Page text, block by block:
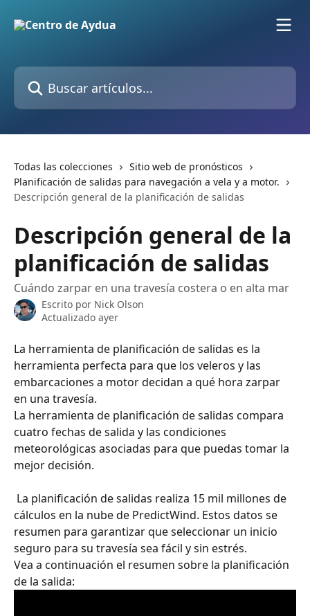
Buscar artículos...
Todas las colecciones
Sitio web de pronósticos
Planificación de salidas para navegación a vela y a motor.
Descripción general de la planificación de salidas
Descripción general de la
planificación de salidas
Cuándo zarpar en una travesía costera o en alta mar
Escrito por Nick Olson
Actualizado ayer
La herramienta de planificación de salidas es la
herramienta perfecta para que los veleros y las
embarcaciones a motor decidan a qué hora zarpar
en una travesía.
La herramienta de planificación de salidas compara
cuatro fechas de salida y las condiciones
meteorológicas asociadas para que puedas tomar la
mejor decisión.
cálculos en la nube de PredictWind. Estos datos se
resumen para garantizar que seleccionar un inicio
seguro para su travesía sea fácil y sin estrés.
Vea a continuación el resumen sobre la planificación
de la salida: